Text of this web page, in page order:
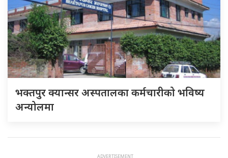
भक्तपुर क्यान्सर अस्पतालका कर्मचारीको भविष्य
अन्योलमा